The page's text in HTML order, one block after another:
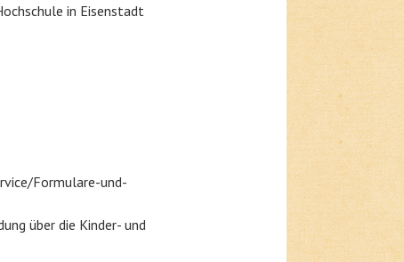
in Eisenstadt
Formulare-und-
über die Kinder- und